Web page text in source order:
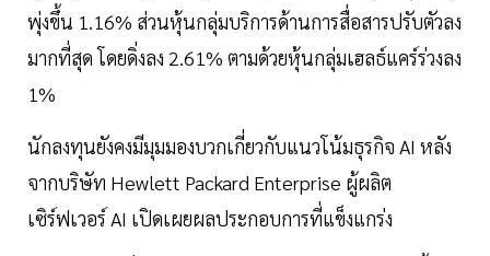
พุ่งขึ้น 1.16% ส่วนหุ้นกลุ่มบริการด้านการสื่อสารปรับตัวลง
มากที่สุด โดยดิ่งลง 2.61% ตามด้วยหุ้นกลุ่มเฮลธ์แคร์ร่วงลง
1%
นักลงทุนยังคงมีมุมมองบวกเกี่ยวกับแนวโน้มธุรกิจ AI หลัง
จากบริษัท Hewlett Packard Enterprise ผู้ผลิต
เซิร์ฟเวอร์ AI เปิดเผยผลประกอบการที่แข็งแกร่ง